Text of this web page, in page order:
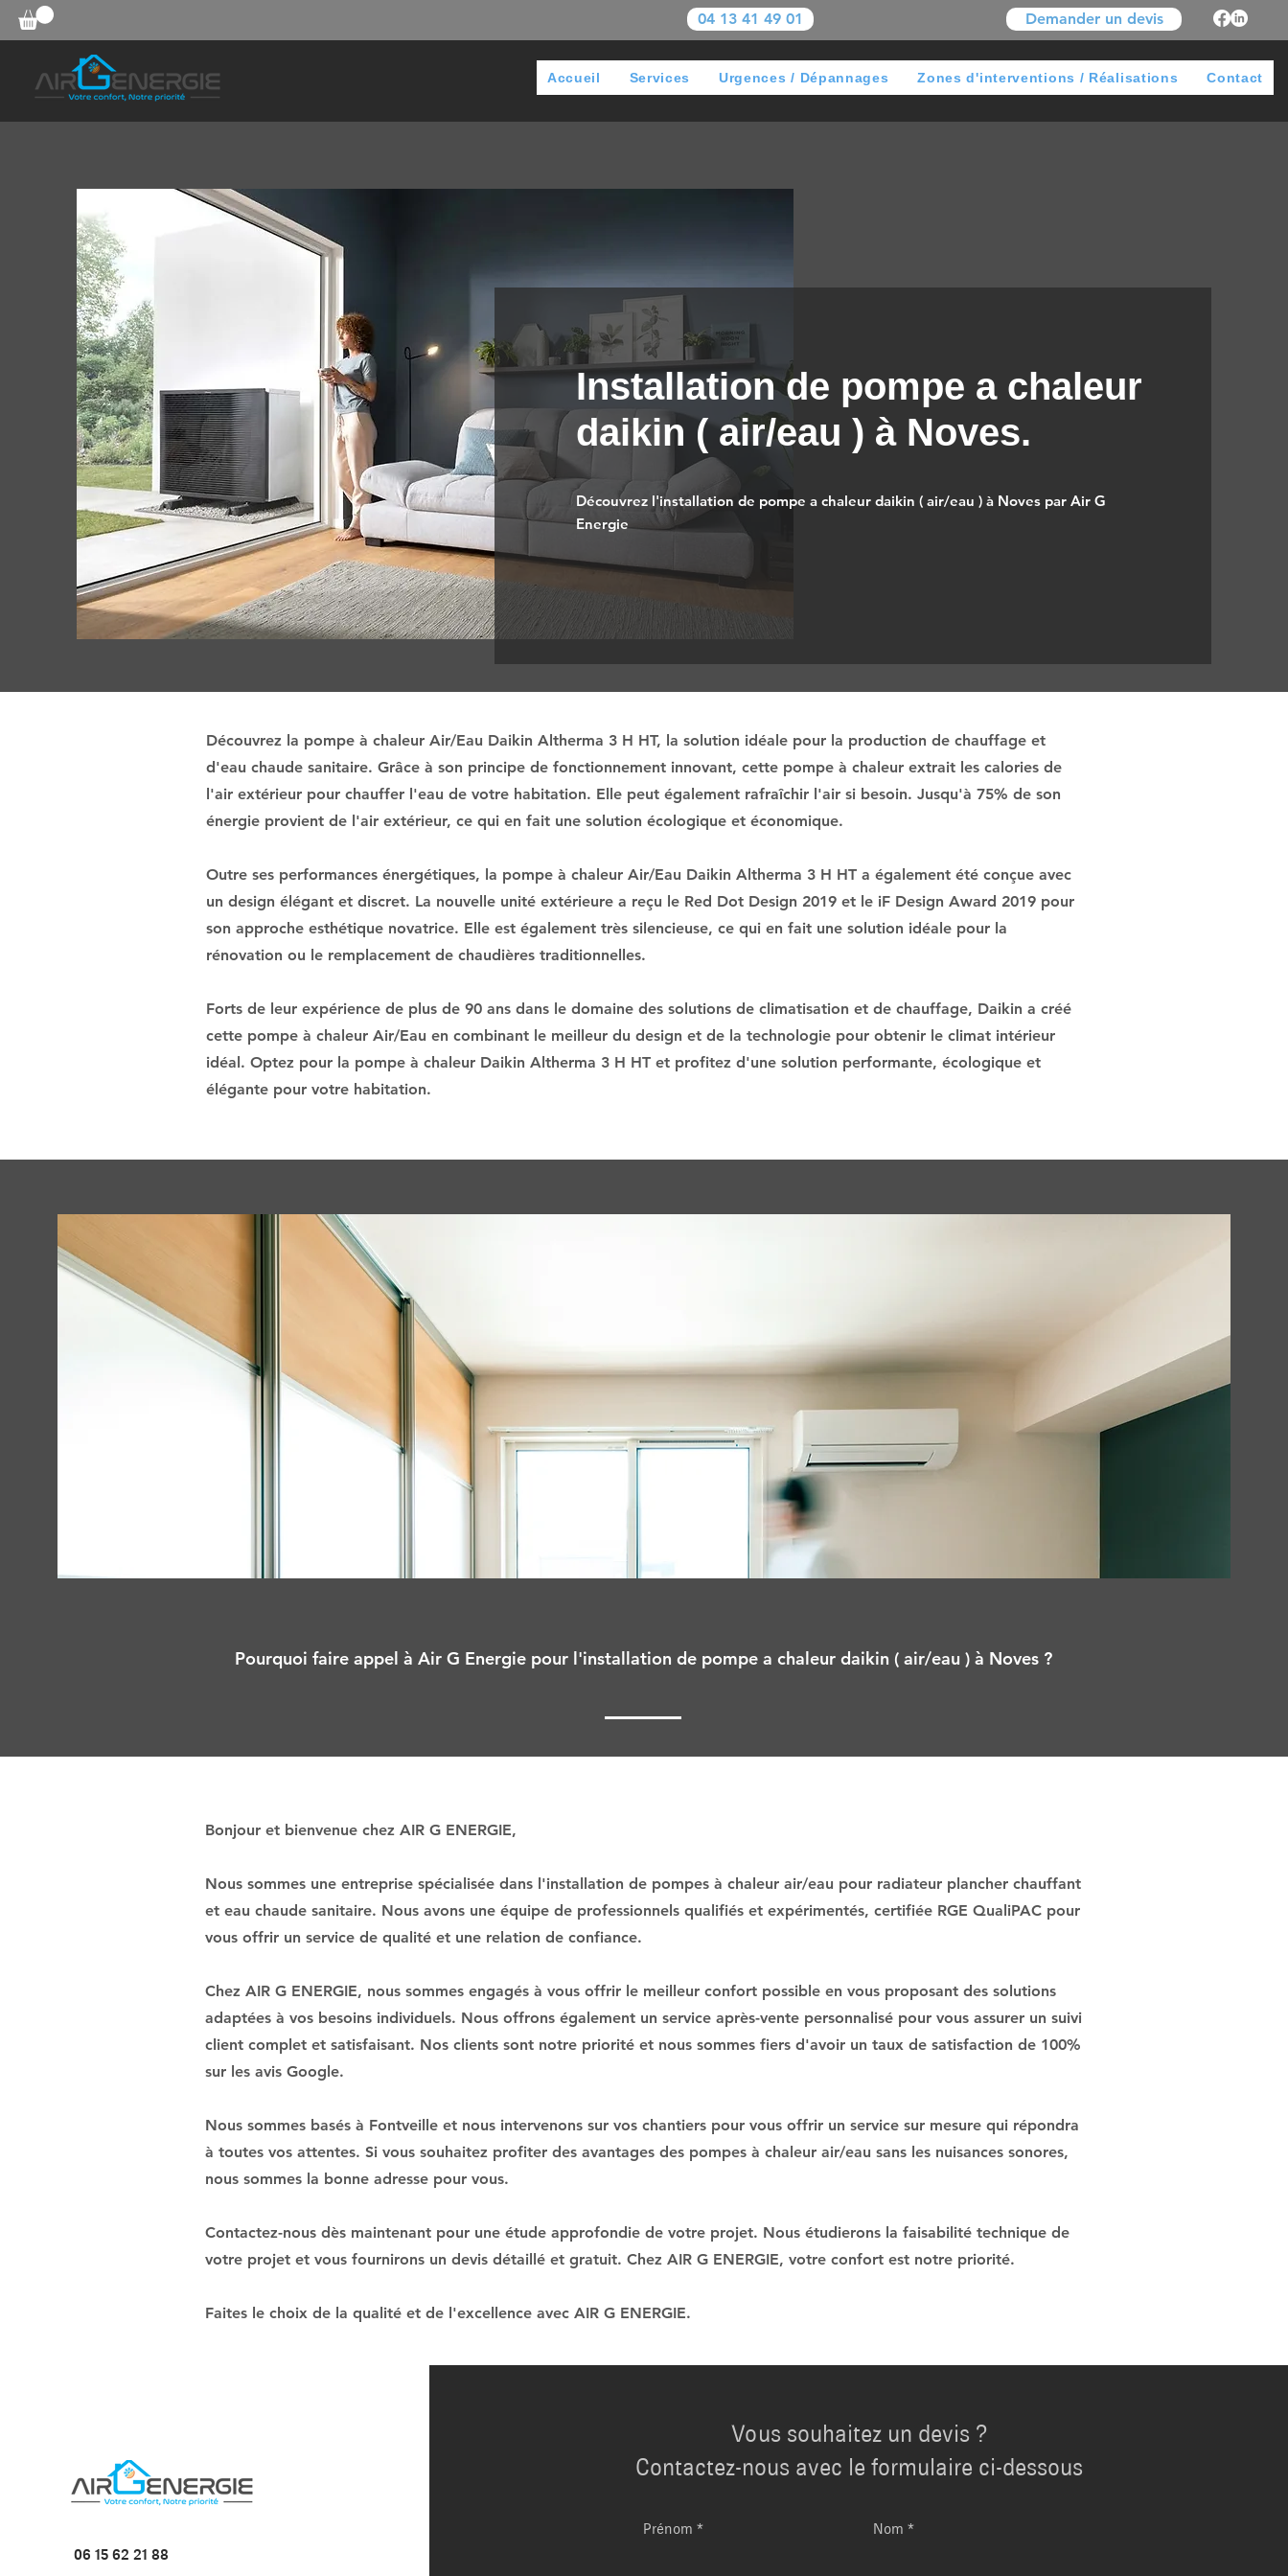
04 13 41 49 01 Demander un devis
Accueil Services Urgences / Dépannages Zones d'interventions / Réalisations Contact
Installation de pompe a chaleur
daikin ( air/eau ) à Noves.
Découvrez l'installation de pompe a chaleur daikin ( air/eau ) à Noves par Air G
Energie
Découvrez la pompe à chaleur Air/Eau Daikin Altherma 3 H HT, la solution idéale pour la production de chauffage et
d'eau chaude sanitaire. Grâce à son principe de fonctionnement innovant, cette pompe à chaleur extrait les calories de
l'air extérieur pour chauffer l'eau de votre habitation. Elle peut également rafraîchir l'air si besoin. Jusqu'à 75% de son
énergie provient de l'air extérieur, ce qui en fait une solution écologique et économique.
Outre ses performances énergétiques, la pompe à chaleur Air/Eau Daikin Altherma 3 H HT a également été conçue avec
un design élégant et discret. La nouvelle unité extérieure a reçu le Red Dot Design 2019 et le iF Design Award 2019 pour
son approche esthétique novatrice. Elle est également très silencieuse, ce qui en fait une solution idéale pour la
rénovation ou le remplacement de chaudières traditionnelles.
Forts de leur expérience de plus de 90 ans dans le domaine des solutions de climatisation et de chauffage, Daikin a créé
cette pompe à chaleur Air/Eau en combinant le meilleur du design et de la technologie pour obtenir le climat intérieur
idéal. Optez pour la pompe à chaleur Daikin Altherma 3 H HT et profitez d'une solution performante, écologique et
élégante pour votre habitation.
Pourquoi faire appel à Air G Energie pour l'installation de pompe a chaleur daikin ( air/eau ) à Noves ?
Bonjour et bienvenue chez AIR G ENERGIE,
Nous sommes une entreprise spécialisée dans l'installation de pompes à chaleur air/eau pour radiateur plancher chauffant
et eau chaude sanitaire. Nous avons une équipe de professionnels qualifiés et expérimentés, certifiée RGE QualiPAC pour
vous offrir un service de qualité et une relation de confiance.
Chez AIR G ENERGIE, nous sommes engagés à vous offrir le meilleur confort possible en vous proposant des solutions
adaptées à vos besoins individuels. Nous offrons également un service après-vente personnalisé pour vous assurer un suivi
client complet et satisfaisant. Nos clients sont notre priorité et nous sommes fiers d'avoir un taux de satisfaction de 100%
sur les avis Google.
Nous sommes basés à Fontveille et nous intervenons sur vos chantiers pour vous offrir un service sur mesure qui répondra
à toutes vos attentes. Si vous souhaitez profiter des avantages des pompes à chaleur air/eau sans les nuisances sonores,
nous sommes la bonne adresse pour vous.
Contactez-nous dès maintenant pour une étude approfondie de votre projet. Nous étudierons la faisabilité technique de
votre projet et vous fournirons un devis détaillé et gratuit. Chez AIR G ENERGIE, votre confort est notre priorité.
Faites le choix de la qualité et de l'excellence avec AIR G ENERGIE.
06 15 62 21 88
Vous souhaitez un devis ?
Contactez-nous avec le formulaire ci-dessous
Prénom Nom